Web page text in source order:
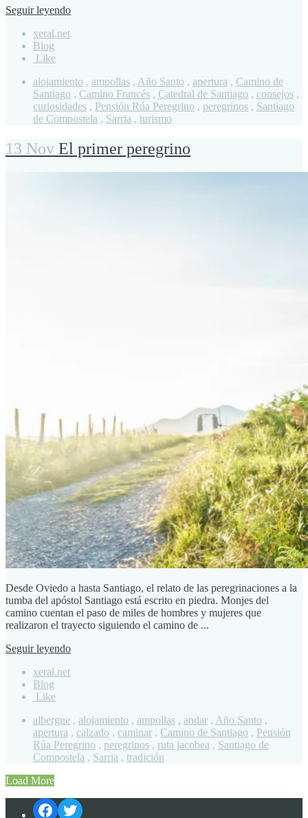
Seguir leyendo
xeral.net
Blog
Like
alojamiento , ampollas , Año Santo , apertura , Camino de
Santiago , Camino Francés , Catedral de Santiago , consejos ,
curiosidades , Pensión Rúa Peregrino , peregrinos , Santiago
de Compostela , Sarria , turismo
13 Nov El primer peregrino
Desde Oviedo a hasta Santiago, el relato de las peregrinaciones a la
tumba del apóstol Santiago está escrito en piedra. Monjes del
camino cuentan el paso de miles de hombres y mujeres que
realizaron el trayecto siguiendo el camino de ...
Seguir leyendo
xeral.net
Blog
Like
albergue , alojamiento , ampollas , andar , Año Santo ,
apertura , calzado , caminar , Camino de Santiago , Pensión
Rúa Peregrino , peregrinos , ruta jacobea , Santiago de
Compostela , Sarria , tradición
Load More
Facebook
Twitter